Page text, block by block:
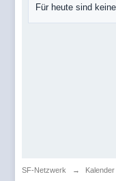
Für heute sind
SF-Netzwerk → Kalender